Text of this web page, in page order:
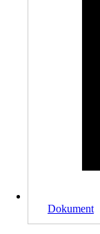
Dokument